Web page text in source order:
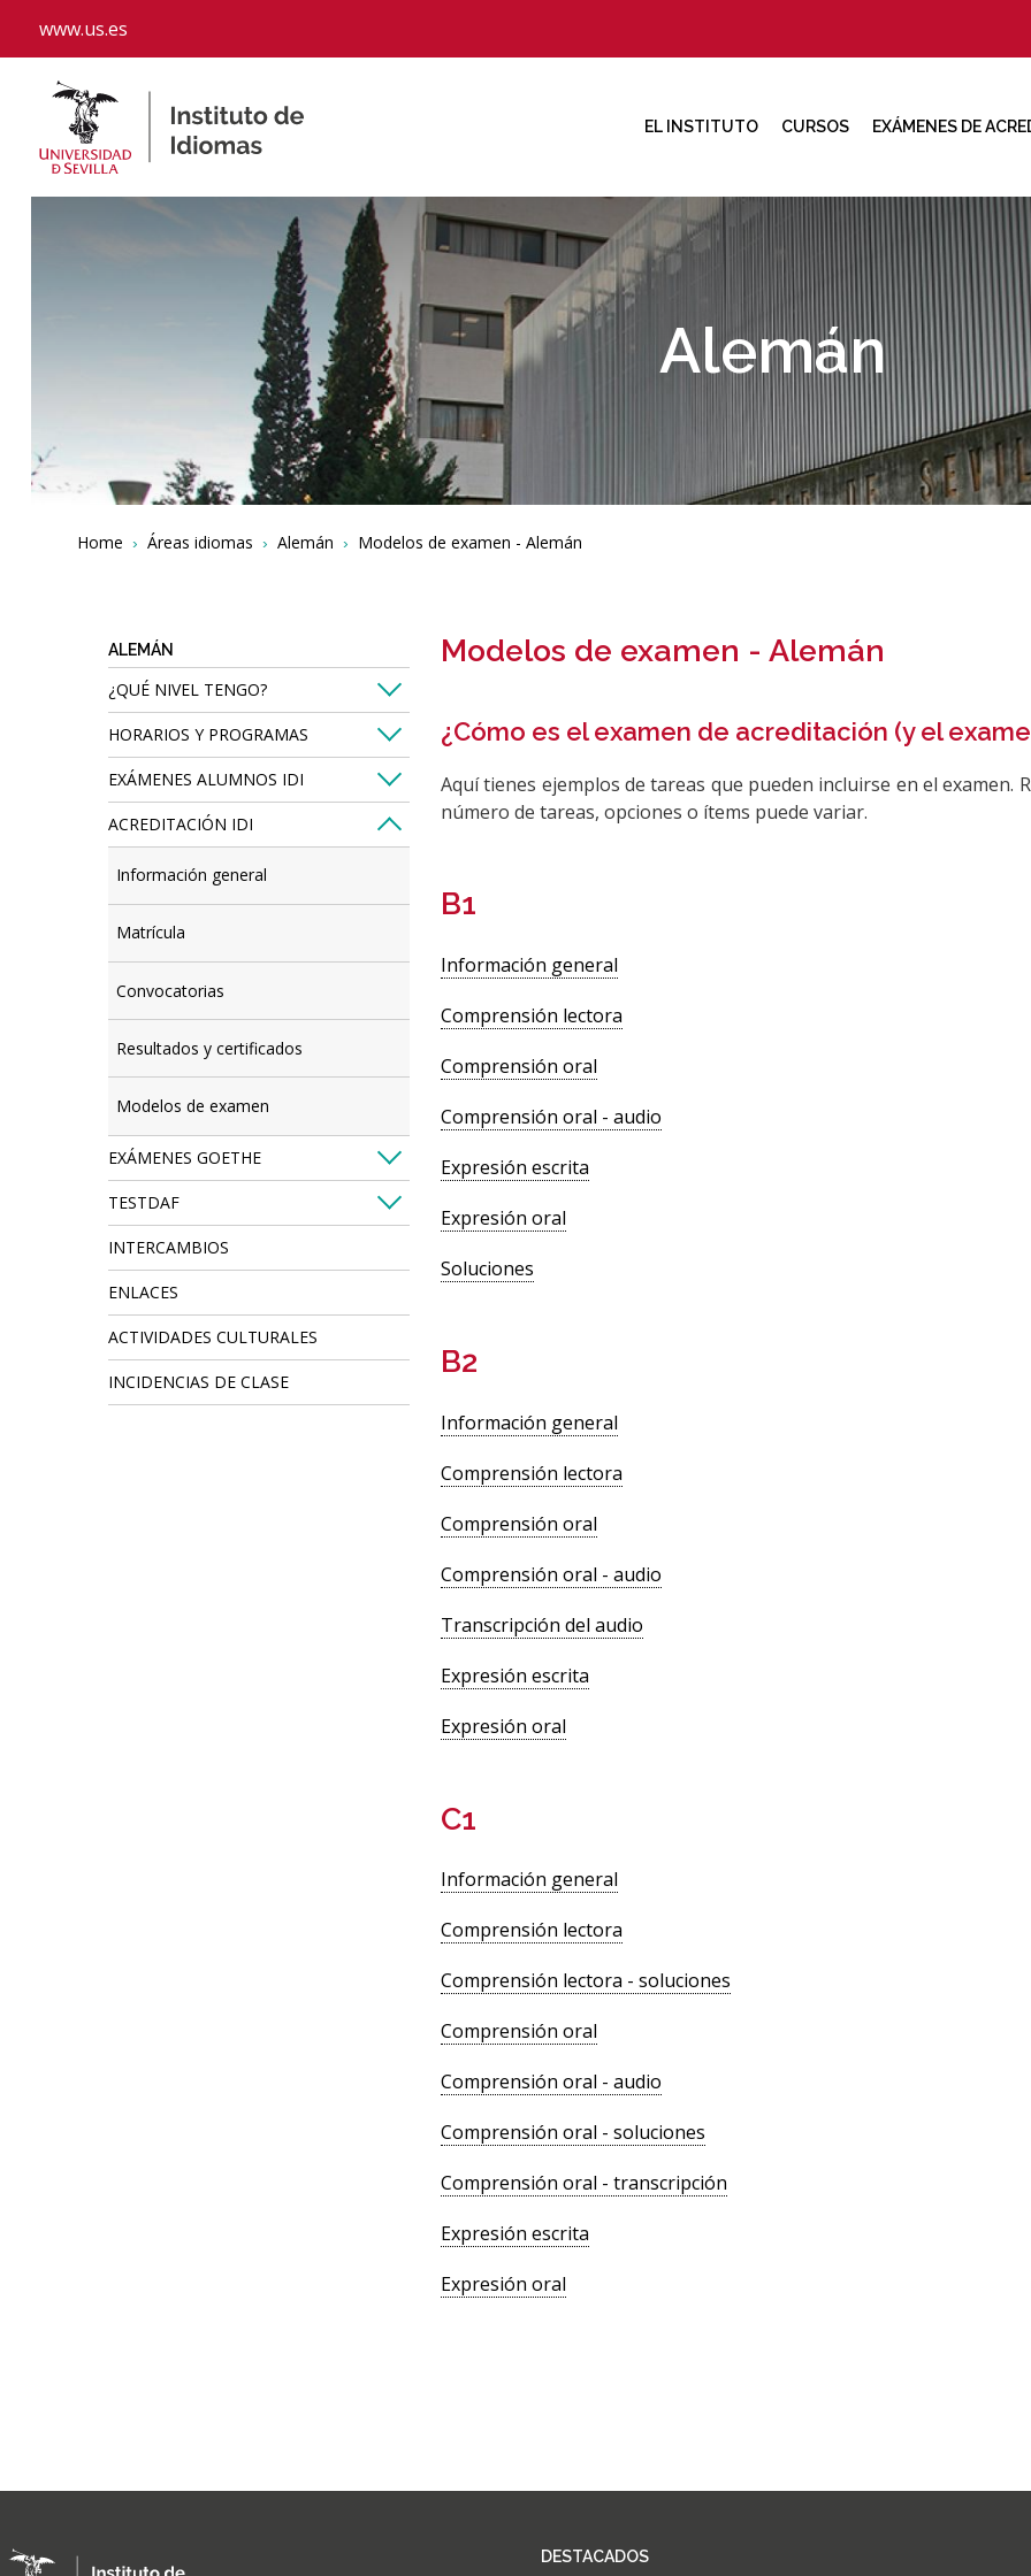
www.us.es
EL INSTITUTO CURSOS EXÁMENES DE
Alemán
Breadcrumbs
You
Home Áreas idiomas Alemán Modelos de examen - Alemán
Modelos de examen - Alemán
¿Cómo es el examen de acreditación (y el
Aquí tienes ejemplos de tareas que pueden incluirse en el examen.
número de tareas, opciones o ítems puede variar.
B1
Información general
Comprensión lectora
Comprensión oral
Comprensión oral - audio
Expresión escrita
Expresión oral
Soluciones
B2
Información general
Comprensión lectora
Comprensión oral
Comprensión oral - audio
Transcripción del audio
Expresión escrita
Expresión oral
C1
Información general
Comprensión lectora
Comprensión lectora - soluciones
Comprensión oral
Comprensión oral - audio
Comprensión oral - soluciones
Comprensión oral - transcripción
Expresión escrita
Expresión oral
ALEMÁN
¿QUÉ NIVEL TENGO?
HORARIOS Y PROGRAMAS
EXÁMENES ALUMNOS IDI
ACREDITACIÓN IDI
Información general
Matrícula
Convocatorias
Resultados y certificados
Modelos de examen
EXÁMENES GOETHE
TESTDAF
INTERCAMBIOS
ENLACES
ACTIVIDADES CULTURALES
INCIDENCIAS DE CLASE
DESTACADOS